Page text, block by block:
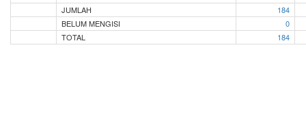
JUMLAH
184
BELUM MENGISI
0
TOTAL
184